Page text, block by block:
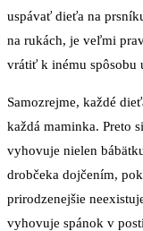
uspávať dieťa na
na rukách, je veľmi
vrátiť k inému spôsobu
Samozrejme, každé
každá maminka. Preto
vyhovuje nielen
drobčeka dojčením,
prirodzenejšie
vyhovuje spánok v